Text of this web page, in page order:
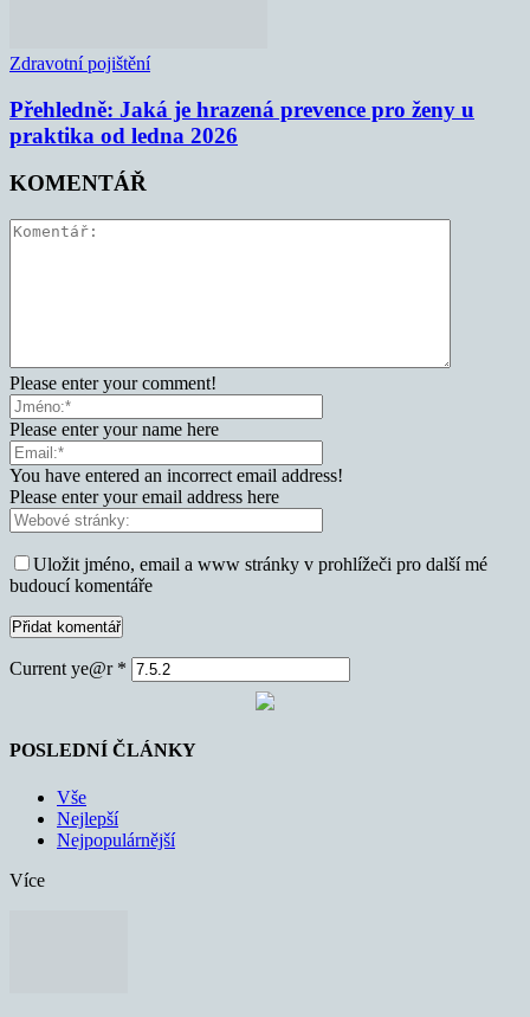
Zdravotní pojištění
Přehledně: Jaká je hrazená prevence pro ženy u
praktika od ledna 2026
KOMENTÁŘ
Please enter your comment!
Please enter your name here
You have entered an incorrect email address!
Please enter your email address here
Uložit jméno, email a www stránky v prohlížeči pro další mé
budoucí komentáře
Current ye@r *
POSLEDNÍ ČLÁNKY
Vše
Nejlepší
Nejpopulárnější
Více